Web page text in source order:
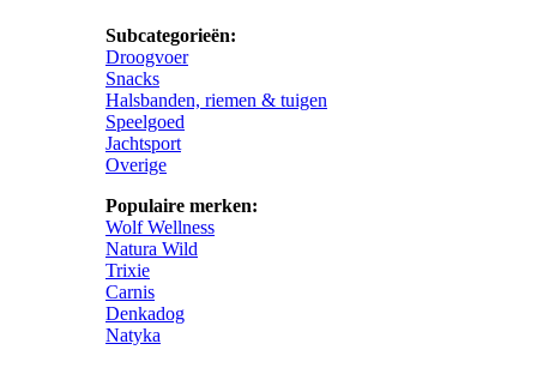
Subcategorieën:
Droogvoer
Snacks
Halsbanden, riemen & tuigen
Speelgoed
Jachtsport
Overige
Populaire merken:
Wolf Wellness
Natura Wild
Trixie
Carnis
Denkadog
Natyka